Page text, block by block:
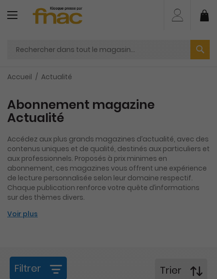
contenu
Accueil Actualité
Abonnement magazine
Actualité
Accédez aux plus grands magazines d’actualité, avec des
contenus uniques et de qualité, destinés aux particuliers et
aux professionnels. Proposés à prix minimes en
abonnement, ces magazines vous offrent une expérience
de lecture personnalisée selon leur domaine respectif.
Chaque publication renforce votre quête d’informations
sur des thèmes divers.
Voir plus
Filtrer Trier